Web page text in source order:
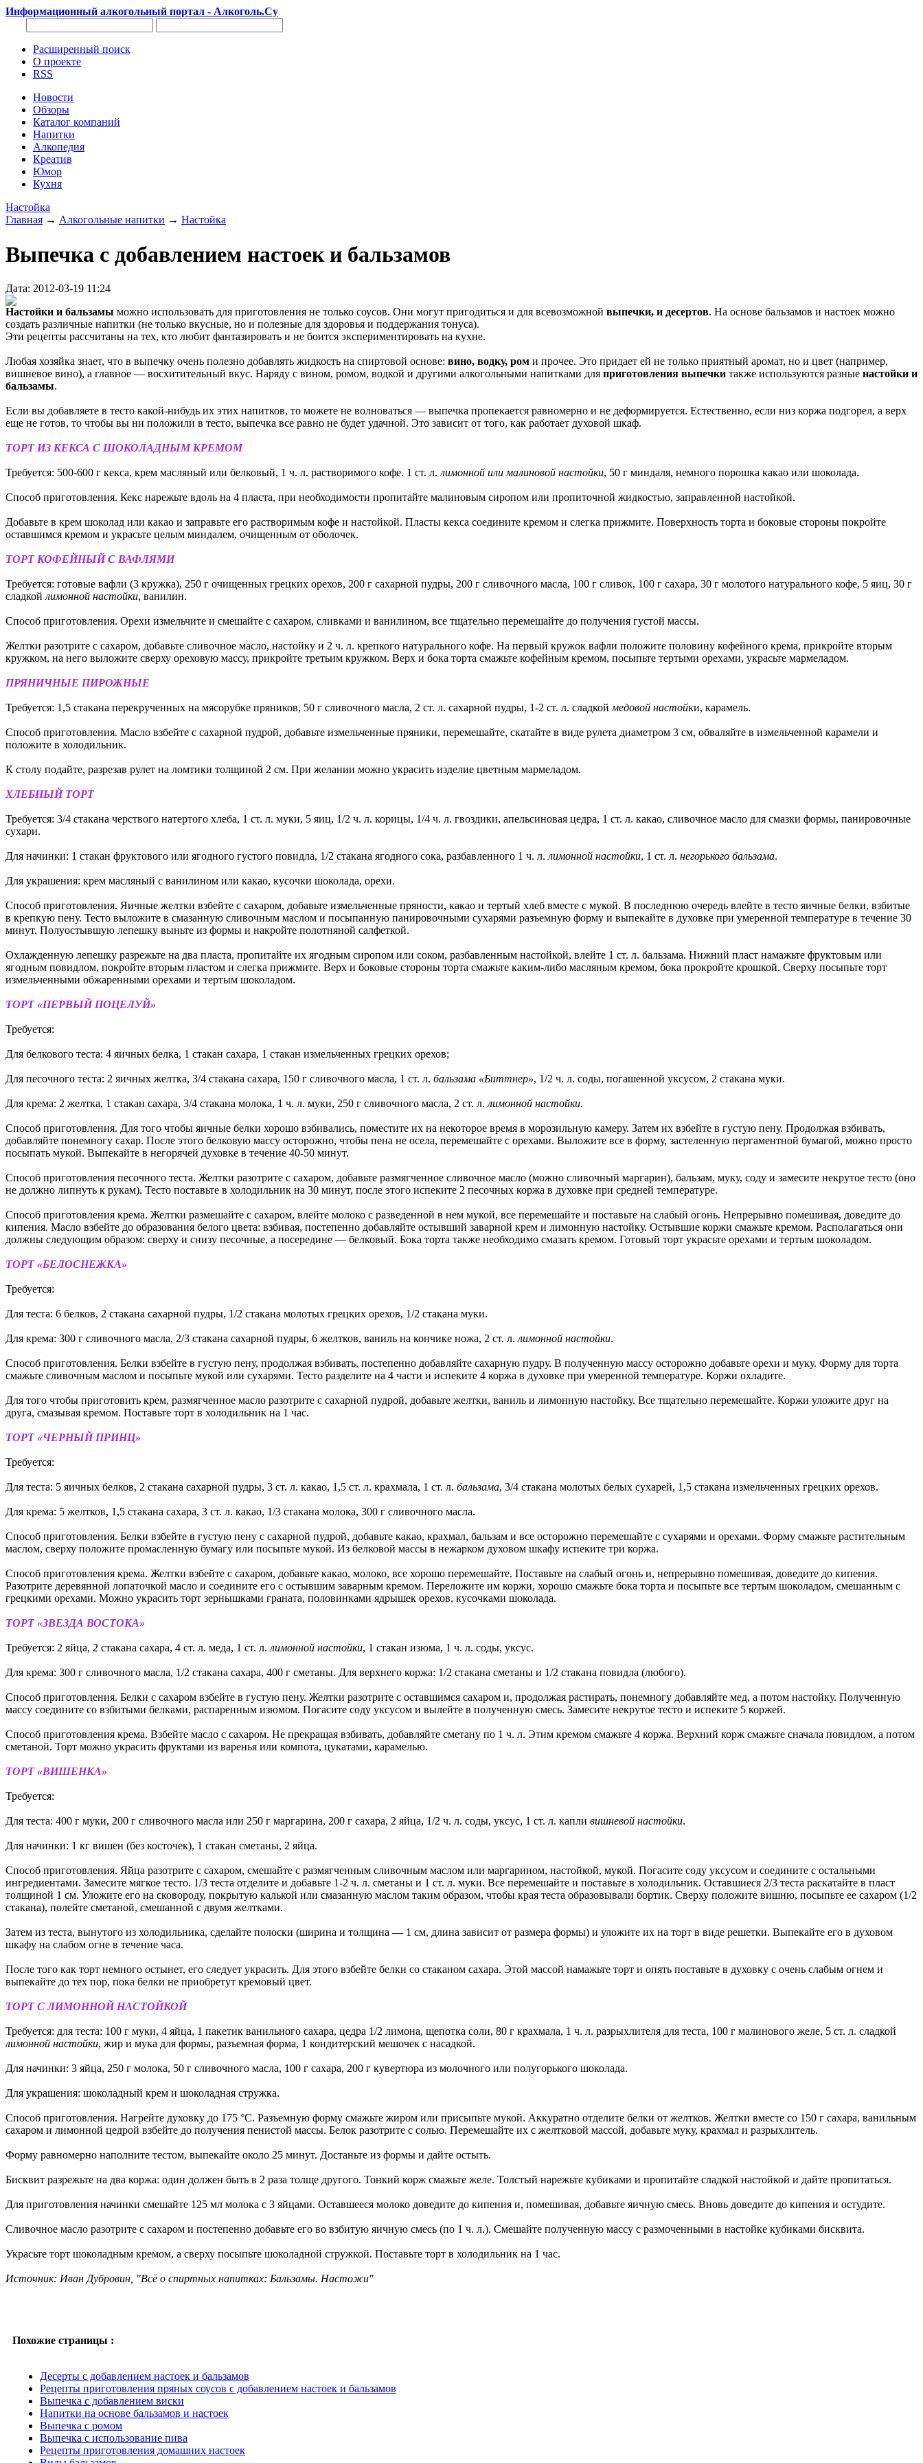
Информационный алкогольный портал - Алкоголь.Су
Расширенный поиск
О проекте
RSS
Новости
Обзоры
Каталог компаний
Напитки
Алкопедия
Креатив
Юмор
Кухня
Настойка
Главная → Алкогольные напитки → Настойка
Выпечка с добавлением настоек и бальзамов
Дата: 2012-03-19 11:24
Настойки и бальзамы можно использовать для приготовления не только соусов. Они могут пригодиться и для всевозможной выпечки, и десертов. На основе бальзамов и настоек можно
создать различные напитки (не только вкусные, но и полезные для здоровья и поддержания тонуса).
Эти рецепты рассчитаны на тех, кто любит фантазировать и не боится экспериментировать на кухне.
Любая хозяйка знает, что в выпечку очень полезно добавлять жидкость на спиртовой основе: вино, водку, ром и прочее. Это придает ей не только приятный аромат, но и цвет (например,
вишневое вино), а главное — восхитительный вкус. Наряду с вином, ромом, водкой и другими алкогольными напитками для приготовления выпечки также используются разные настойки и
бальзамы.
Если вы добавляете в тесто какой-нибудь их этих напитков, то можете не волноваться — выпечка пропекается равномерно и не деформируется. Естественно, если низ коржа подгорел, а верх
еще не готов, то чтобы вы ни положили в тесто, выпечка все равно не будет удачной. Это зависит от того, как работает духовой шкаф.
ТОРТ ИЗ КЕКСА С ШОКОЛАДНЫМ КРЕМОМ
Требуется: 500-600 г кекса, крем масляный или белковый, 1 ч. л. растворимого кофе. 1 ст. л. лимонной или малиновой настойки, 50 г миндаля, немного порошка какао или шоколада.
Способ приготовления. Кекс нарежьте вдоль на 4 пласта, при необходимости пропитайте малиновым сиропом или пропиточной жидкостью, заправленной настойкой.
Добавьте в крем шоколад или какао и заправьте его растворимым кофе и настойкой. Пласты кекса соедините кремом и слегка прижмите. Поверхность торта и боковые стороны покройте
оставшимся кремом и украсьте целым миндалем, очищенным от оболочек.
ТОРТ КОФЕЙНЫЙ С ВАФЛЯМИ
Требуется: готовые вафли (3 кружка), 250 г очищенных грецких орехов, 200 г сахарной пудры, 200 г сливочного масла, 100 г сливок, 100 г сахара, 30 г молотого натурального кофе, 5 яиц, 30 г
сладкой лимонной настойки, ванилин.
Способ приготовления. Орехи измельчите и смешайте с сахаром, сливками и ванилином, все тщательно перемешайте до получения густой массы.
Желтки разотрите с сахаром, добавьте сливочное масло, настойку и 2 ч. л. крепкого натурального кофе. На первый кружок вафли положите половину кофейного крема, прикройте вторым
кружком, на него выложите сверху ореховую массу, прикройте третьим кружком. Верх и бока торта смажьте кофейным кремом, посыпьте тертыми орехами, украсьте мармеладом.
ПРЯНИЧНЫЕ ПИРОЖНЫЕ
Требуется: 1,5 стакана перекрученных на мясорубке пряников, 50 г сливочного масла, 2 ст. л. сахарной пудры, 1-2 ст. л. сладкой медовой настойки, карамель.
Способ приготовления. Масло взбейте с сахарной пудрой, добавьте измельченные пряники, перемешайте, скатайте в виде рулета диаметром 3 см, обваляйте в измельченной карамели и
положите в холодильник.
К столу подайте, разрезав рулет на ломтики толщиной 2 см. При желании можно украсить изделие цветным мармеладом.
ХЛЕБНЫЙ ТОРТ
Требуется: 3/4 стакана черствого натертого хлеба, 1 ст. л. муки, 5 яиц, 1/2 ч. л. корицы, 1/4 ч. л. гвоздики, апельсиновая цедра, 1 ст. л. какао, сливочное масло для смазки формы, панировочные
сухари.
Для начинки: 1 стакан фруктового или ягодного густого повидла, 1/2 стакана ягодного сока, разбавленного 1 ч. л. лимонной настойки, 1 ст. л. негорького бальзама.
Для украшения: крем масляный с ванилином или какао, кусочки шоколада, орехи.
Способ приготовления. Яичные желтки взбейте с сахаром, добавьте измельченные пряности, какао и тертый хлеб вместе с мукой. В последнюю очередь влейте в тесто яичные белки, взбитые
в крепкую пену. Тесто выложите в смазанную сливочным маслом и посыпанную панировочными сухарями разъемную форму и выпекайте в духовке при умеренной температуре в течение 30
минут. Полуостывшую лепешку выньте из формы и накройте полотняной салфеткой.
Охлажденную лепешку разрежьте на два пласта, пропитайте их ягодным сиропом или соком, разбавленным настойкой, влейте 1 ст. л. бальзама. Нижний пласт намажьте фруктовым или
ягодным повидлом, покройте вторым пластом и слегка прижмите. Верх и боковые стороны торта смажьте каким-либо масляным кремом, бока прокройте крошкой. Сверху посыпьте торт
измельченными обжаренными орехами и тертым шоколадом.
ТОРТ «ПЕРВЫЙ ПОЦЕЛУЙ»
Требуется:
Для белкового теста: 4 яичных белка, 1 стакан сахара, 1 стакан измельченных грецких орехов;
Для песочного теста: 2 яичных желтка, 3/4 стакана сахара, 150 г сливочного масла, 1 ст. л. бальзама «Биттнер», 1/2 ч. л. соды, погашенной уксусом, 2 стакана муки.
Для крема: 2 желтка, 1 стакан сахара, 3/4 стакана молока, 1 ч. л. муки, 250 г сливочного масла, 2 ст. л. лимонной настойки.
Способ приготовления. Для того чтобы яичные белки хорошо взбивались, поместите их на некоторое время в морозильную камеру. Затем их взбейте в густую пену. Продолжая взбивать,
добавляйте понемногу сахар. После этого белковую массу осторожно, чтобы пена не осела, перемешайте с орехами. Выложите все в форму, застеленную пергаментной бумагой, можно просто
посыпать мукой. Выпекайте в негорячей духовке в течение 40-50 минут.
Способ приготовления песочного теста. Желтки разотрите с сахаром, добавьте размягченное сливочное масло (можно сливочный маргарин), бальзам, муку, соду и замесите некрутое тесто (оно
не должно липнуть к рукам). Тесто поставьте в холодильник на 30 минут, после этого испеките 2 песочных коржа в духовке при средней температуре.
Способ приготовления крема. Желтки размешайте с сахаром, влейте молоко с разведенной в нем мукой, все перемешайте и поставьте на слабый огонь. Непрерывно помешивая, доведите до
кипения. Масло взбейте до образования белого цвета: взбивая, постепенно добавляйте остывший заварной крем и лимонную настойку. Остывшие коржи смажьте кремом. Располагаться они
должны следующим образом: сверху и снизу песочные, а посередине — белковый. Бока торта также необходимо смазать кремом. Готовый торт украсьте орехами и тертым шоколадом.
ТОРТ «БЕЛОСНЕЖКА»
Требуется:
Для теста: 6 белков, 2 стакана сахарной пудры, 1/2 стакана молотых грецких орехов, 1/2 стакана муки.
Для крема: 300 г сливочного масла, 2/3 стакана сахарной пудры, 6 желтков, ваниль на кончике ножа, 2 ст. л. лимонной настойки.
Способ приготовления. Белки взбейте в густую пену, продолжая взбивать, постепенно добавляйте сахарную пудру. В полученную массу осторожно добавьте орехи и муку. Форму для торта
смажьте сливочным маслом и посыпьте мукой или сухарями. Тесто разделите на 4 части и испеките 4 коржа в духовке при умеренной температуре. Коржи охладите.
Для того чтобы приготовить крем, размягченное масло разотрите с сахарной пудрой, добавьте желтки, ваниль и лимонную настойку. Все тщательно перемешайте. Коржи уложите друг на
друга, смазывая кремом. Поставьте торт в холодильник на 1 час.
ТОРТ «ЧЕРНЫЙ ПРИНЦ»
Требуется:
Для теста: 5 яичных белков, 2 стакана сахарной пудры, 3 ст. л. какао, 1,5 ст. л. крахмала, 1 ст. л. бальзама, 3/4 стакана молотых белых сухарей, 1,5 стакана измельченных грецких орехов.
Для крема: 5 желтков, 1,5 стакана сахара, 3 ст. л. какао, 1/3 стакана молока, 300 г сливочного масла.
Способ приготовления. Белки взбейте в густую пену с сахарной пудрой, добавьте какао, крахмал, бальзам и все осторожно перемешайте с сухарями и орехами. Форму смажьте растительным
маслом, сверху положите промасленную бумагу или посыпьте мукой. Из белковой массы в нежарком духовом шкафу испеките три коржа.
Способ приготовления крема. Желтки взбейте с сахаром, добавьте какао, молоко, все хорошо перемешайте. Поставьте на слабый огонь и, непрерывно помешивая, доведите до кипения.
Разотрите деревянной лопаточкой масло и соедините его с остывшим заварным кремом. Переложите им коржи, хорошо смажьте бока торта и посыпьте все тертым шоколадом, смешанным с
грецкими орехами. Можно украсить торт зернышками граната, половинками ядрышек орехов, кусочками шоколада.
ТОРТ «ЗВЕЗДА ВОСТОКА»
Требуется: 2 яйца, 2 стакана сахара, 4 ст. л. меда, 1 ст. л. лимонной настойки, 1 стакан изюма, 1 ч. л. соды, уксус.
Для крема: 300 г сливочного масла, 1/2 стакана сахара, 400 г сметаны. Для верхнего коржа: 1/2 стакана сметаны и 1/2 стакана повидла (любого).
Способ приготовления. Белки с сахаром взбейте в густую пену. Желтки разотрите с оставшимся сахаром и, продолжая растирать, понемногу добавляйте мед, а потом настойку. Полученную
массу соедините со взбитыми белками, распаренным изюмом. Погасите соду уксусом и вылейте в полученную смесь. Замесите некрутое тесто и испеките 5 коржей.
Способ приготовления крема. Взбейте масло с сахаром. Не прекращая взбивать, добавляйте сметану по 1 ч. л. Этим кремом смажьте 4 коржа. Верхний корж смажьте сначала повидлом, а потом
сметаной. Торт можно украсить фруктами из варенья или компота, цукатами, карамелью.
ТОРТ «ВИШЕНКА»
Требуется:
Для теста: 400 г муки, 200 г сливочного масла или 250 г маргарина, 200 г сахара, 2 яйца, 1/2 ч. л. соды, уксус, 1 ст. л. капли вишневой настойки.
Для начинки: 1 кг вишен (без косточек), 1 стакан сметаны, 2 яйца.
Способ приготовления. Яйца разотрите с сахаром, смешайте с размягченным сливочным маслом или маргарином, настойкой, мукой. Погасите соду уксусом и соедините с остальными
ингредиентами. Замесите мягкое тесто. 1/3 теста отделите и добавьте 1-2 ч. л. сметаны и 1 ст. л. муки. Все перемешайте и поставьте в холодильник. Оставшиеся 2/3 теста раскатайте в пласт
толщиной 1 см. Уложите его на сковороду, покрытую калькой или смазанную маслом таким образом, чтобы края теста образовывали бортик. Сверху положите вишню, посыпьте ее сахаром (1/2
стакана), полейте сметаной, смешанной с двумя желтками.
Затем из теста, вынутого из холодильника, сделайте полоски (ширина и толщина — 1 см, длина зависит от размера формы) и уложите их на торт в виде решетки. Выпекайте его в духовом
шкафу на слабом огне в течение часа.
После того как торт немного остынет, его следует украсить. Для этого взбейте белки со стаканом сахара. Этой массой намажьте торт и опять поставьте в духовку с очень слабым огнем и
выпекайте до тех пор, пока белки не приобретут кремовый цвет.
ТОРТ С ЛИМОННОЙ НАСТОЙКОЙ
Требуется: для теста: 100 г муки, 4 яйца, 1 пакетик ванильного сахара, цедра 1/2 лимона, щепотка соли, 80 г крахмала, 1 ч. л. разрыхлителя для теста, 100 г малинового желе, 5 ст. л. сладкой
лимонной настойки, жир и мука для формы, разъемная форма, 1 кондитерский мешочек с насадкой.
Для начинки: 3 яйца, 250 г молока, 50 г сливочного масла, 100 г сахара, 200 г кувертюра из молочного или полугорького шоколада.
Для украшения: шоколадный крем и шоколадная стружка.
Способ приготовления. Нагрейте духовку до 175 °C. Разъемную форму смажьте жиром или присыпьте мукой. Аккуратно отделите белки от желтков. Желтки вместе со 150 г сахара, ванильным
сахаром и лимонной цедрой взбейте до получения пенистой массы. Белок разотрите с солью. Перемешайте их с желтковой массой, добавьте муку, крахмал и разрыхлитель.
Форму равномерно наполните тестом, выпекайте около 25 минут. Достаньте из формы и дайте остыть.
Бисквит разрежьте на два коржа: один должен быть в 2 раза толще другого. Тонкий корж смажьте желе. Толстый нарежьте кубиками и пропитайте сладкой настойкой и дайте пропитаться.
Для приготовления начинки смешайте 125 мл молока с 3 яйцами. Оставшееся молоко доведите до кипения и, помешивая, добавьте яичную смесь. Вновь доведите до кипения и остудите.
Сливочное масло разотрите с сахаром и постепенно добавьте его во взбитую яичную смесь (по 1 ч. л.). Смешайте полученную массу с размоченными в настойке кубиками бисквита.
Украсьте торт шоколадным кремом, а сверху посыпьте шоколадной стружкой. Поставьте торт в холодильник на 1 час.
Источник: Иван Дубровин, "Всё о спиртных напитках: Бальзамы. Настожи"
Похожие страницы :
Десерты с добавлением настоек и бальзамов
Рецепты приготовления пряных соусов с добавлением настоек и бальзамов
Выпечка с добавлением виски
Напитки на основе бальзамов и настоек
Выпечка с ромом
Выпечка с использование пива
Рецепты приготовления домашних настоек